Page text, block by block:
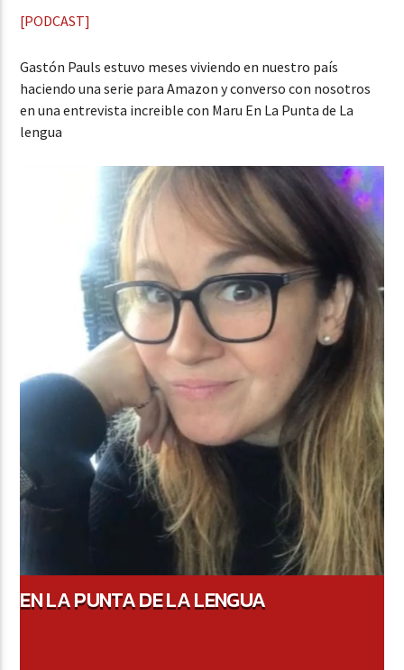
[PODCAST]
Gastón Pauls estuvo meses viviendo en nuestro país
haciendo una serie para Amazon y converso con nosotros
en una entrevista increible con Maru En La Punta de La
lengua
EN LA PUNTA DE LA LENGUA